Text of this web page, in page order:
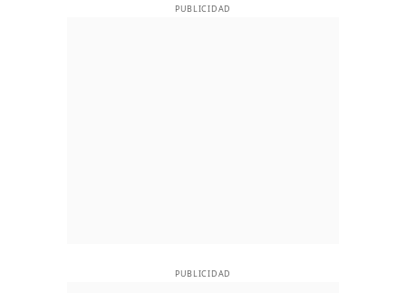
PUBLICIDAD
PUBLICIDAD